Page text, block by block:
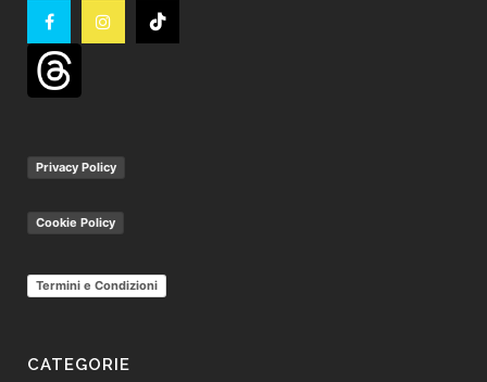
Privacy Policy
Cookie Policy
Termini e Condizioni
CATEGORIE